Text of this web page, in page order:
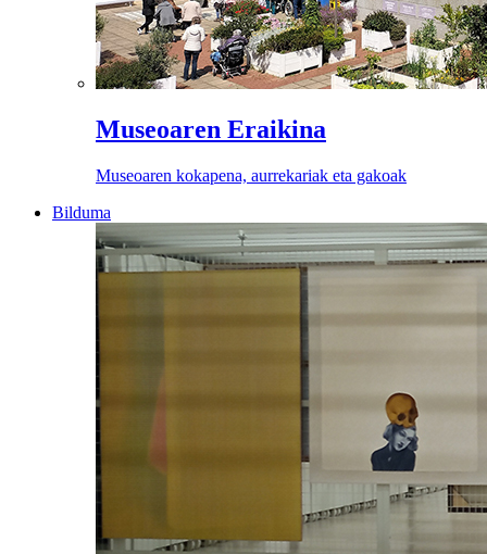
Museoaren Eraikina
Museoaren kokapena, aurrekariak eta gakoak
Bilduma